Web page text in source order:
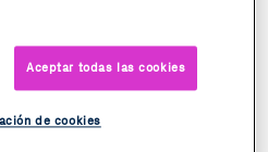
Aceptar todas las cookies
de cookies